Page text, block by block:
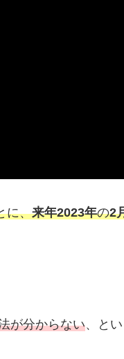
に、来年2023年の2
が分からない、と